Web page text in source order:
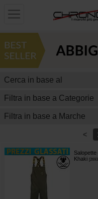
Cerca in base al
Filtra in base a Categorie
Filtra in base a Marche
<
Khaki